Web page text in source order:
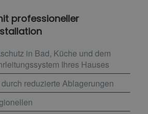
professioneller
in Bad, Küche und dem
Ihres Hauses
reduzierte Ablagerungen